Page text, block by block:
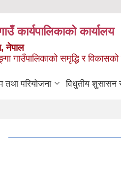
कार्यपालिकाको कार्यालय
नेपाल
गाउँपालिकाको समृद्धि र
तथा परियोजना विधुतीय शुसासन